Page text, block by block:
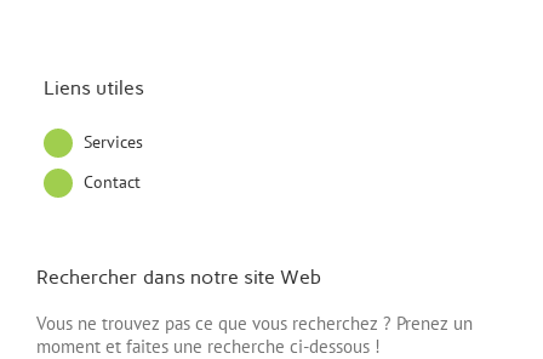
Liens utiles
Services
Contact
Rechercher dans notre site Web
Vous ne trouvez pas ce que vous recherchez ? Prenez un
moment et faites une recherche ci-dessous !